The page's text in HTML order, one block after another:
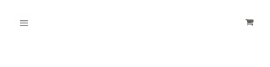
turinio
Menu